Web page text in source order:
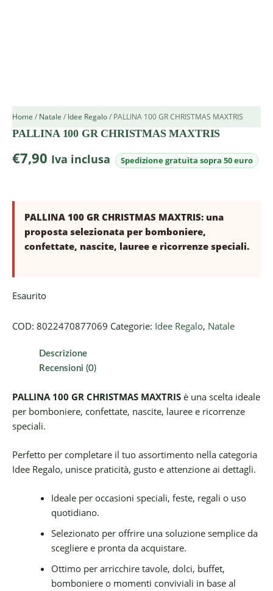
Home / Natale / Idee Regalo/ PALLINA 100 GR CHRISTMAS MAXTRIS
PALLINA 100 GR CHRISTMAS MAXTRIS
€7,90 Iva inclusa
PALLINA 100 GR CHRISTMAS MAXTRIS: una
proposta selezionata per bomboniere,
confettate, nascite, lauree e ricorrenze speciali.
Esaurito
COD: 8022470877069 Categorie: Idee Regalo, Natale
Descrizione
Recensioni (0)
PALLINA 100 GR CHRISTMAS MAXTRIS è una scelta ideale
per bomboniere, confettate, nascite, lauree e ricorrenze
speciali.
Perfetto per completare il tuo assortimento nella categoria
Idee Regalo, unisce praticità, gusto e attenzione ai dettagli.
Ideale per occasioni speciali, feste, regali o uso
quotidiano.
Selezionato per offrire una soluzione semplice da
scegliere e pronta da acquistare.
Ottimo per arricchire tavole, dolci, buffet,
bomboniere o momenti conviviali in base al